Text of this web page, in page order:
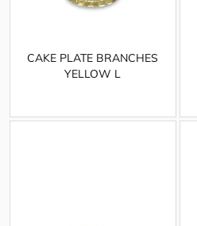
CAKE PLATE BRANCHES
YELLOW L